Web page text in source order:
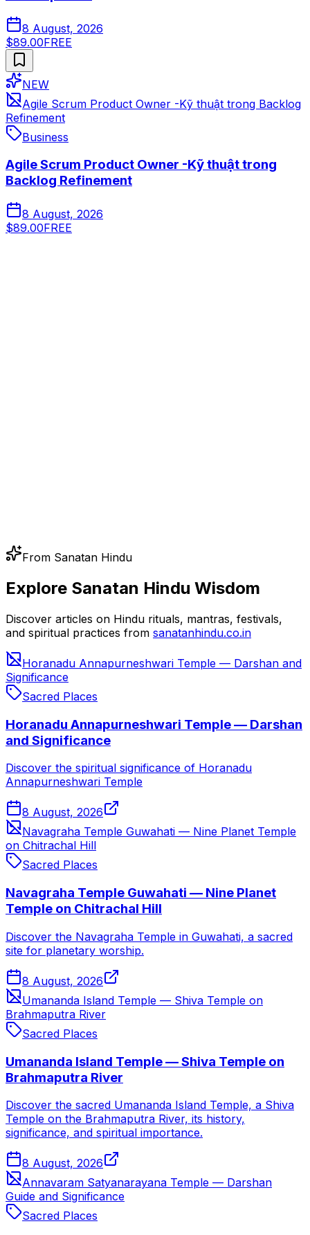
8 August, 2026
$89.00FREE
NEW
Agile Scrum Product Owner -Kỹ thuật trong Backlog
Refinement
Business
Agile Scrum Product Owner -Kỹ thuật trong
Backlog Refinement
8 August, 2026
$89.00FREE
From Sanatan Hindu
Explore Sanatan Hindu Wisdom
Discover articles on Hindu rituals, mantras, festivals,
and spiritual practices from sanatanhindu.co.in
Horanadu Annapurneshwari Temple — Darshan and
Significance
Sacred Places
Horanadu Annapurneshwari Temple — Darshan
and Significance
Discover the spiritual significance of Horanadu
Annapurneshwari Temple
8 August, 2026
Navagraha Temple Guwahati — Nine Planet Temple
on Chitrachal Hill
Sacred Places
Navagraha Temple Guwahati — Nine Planet
Temple on Chitrachal Hill
Discover the Navagraha Temple in Guwahati, a sacred
site for planetary worship.
8 August, 2026
Umananda Island Temple — Shiva Temple on
Brahmaputra River
Sacred Places
Umananda Island Temple — Shiva Temple on
Brahmaputra River
Discover the sacred Umananda Island Temple, a Shiva
Temple on the Brahmaputra River, its history,
significance, and spiritual importance.
8 August, 2026
Annavaram Satyanarayana Temple — Darshan
Guide and Significance
Sacred Places